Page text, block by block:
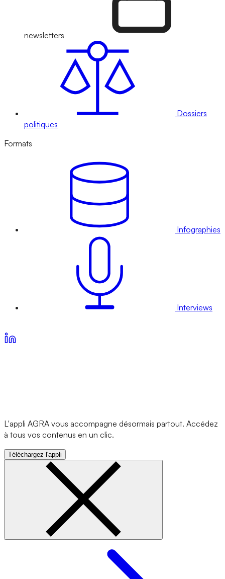
newsletters
Dossiers
politiques
Formats
Infographies
Interviews
L'appli AGRA vous accompagne désormais partout. Accédez
à tous vos contenus en un clic.
Téléchargez l'appli